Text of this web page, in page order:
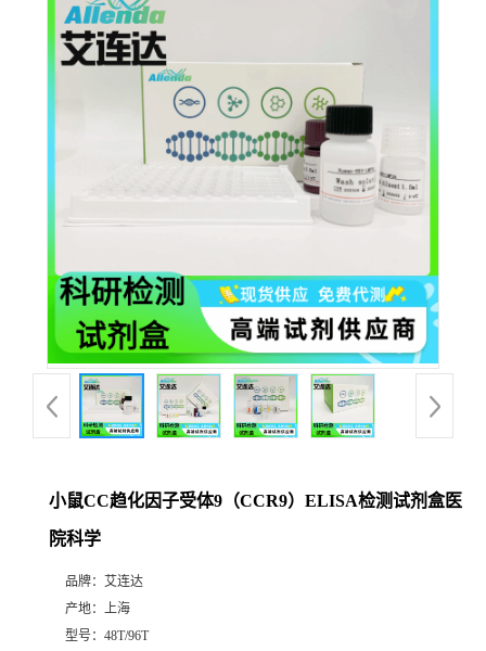
小鼠CC趋化因子受体9（CCR9）ELISA检测试剂盒医
院科学
品牌： 艾连达
产地： 上海
型号： 48T/96T